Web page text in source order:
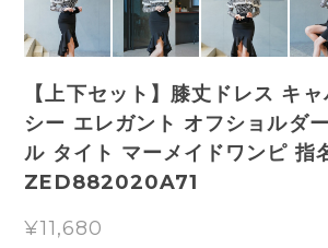
【上下セット】膝丈ドレス キ
シー エレガント オフショルダ
ル タイト マーメイドワンピ 指
ZED882020A71
¥11,680